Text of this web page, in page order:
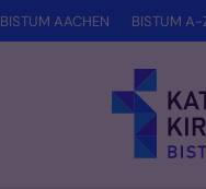
Zum Inhalt springen
BISTUM AACHEN BISTUM A-